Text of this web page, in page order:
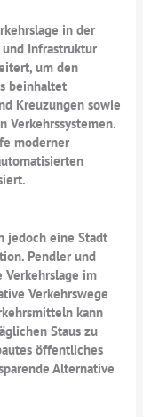
in der
und Infrastruktur
um den
beinhaltet
Kreuzungen sowie
Verkehrssystemen.
moderner
jedoch eine Stadt
Pendler und
im
Verkehrswege
kann
Staus zu
öffentliches
Alternative